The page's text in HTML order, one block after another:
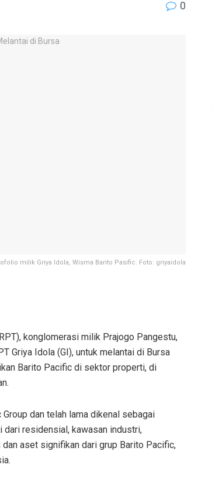
0
milik Griya Idola, Wisma Barito Pasific. Foto: griyaidola
konglomerasi milik Prajogo Pangestu,
Griya Idola (GI), untuk melantai di Bursa
Barito Pacific di sektor properti, di
dan telah lama dikenal sebagai
dari residensial, kawasan industri,
dan aset signifikan dari grup Barito Pacific,